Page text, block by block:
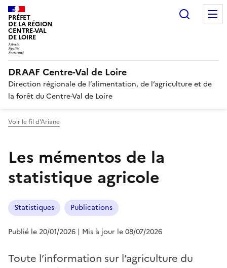
PRÉFET
DE LA RÉGION
CENTRE-VAL
DE LOIRE
DRAAF Centre-Val de Loire
Direction régionale de l’alimentation, de l’agriculture et de
la forêt du Centre-Val de Loire
Voir le fil d'Ariane
Les mémentos de la
statistique agricole
Statistiques Publications
Publié le 20/01/2026 | Mis à jour le 08/07/2026
Toute l’information sur l’agriculture du